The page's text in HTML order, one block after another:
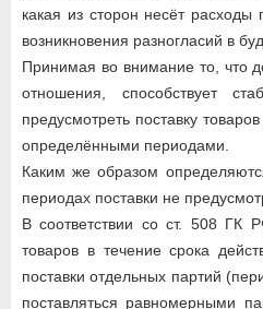
какая из сторон несёт расходы
возникновения разногласий в
Принимая во внимание то, что
отношения, способствует
предусмотреть поставку
определёнными периодами.
Каким же образом
периодах поставки не
В соответствии со ст. 508 ГК
товаров в течение срока
поставки отдельных партий
поставляться равномерными